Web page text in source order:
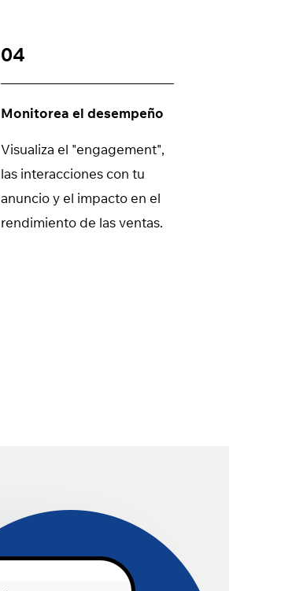
04
Monitorea el desempeño
Visualiza el "engagement",
las interacciones con tu
anuncio y el impacto en el
rendimiento de las ventas.